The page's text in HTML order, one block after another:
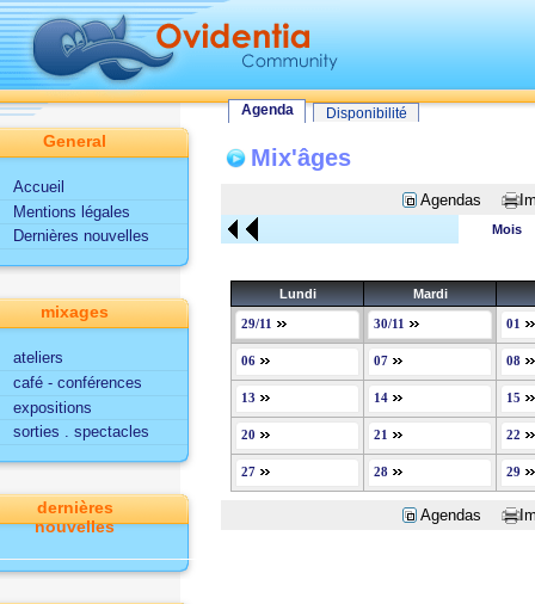
Tout le site
Utilisateur
Fonctionnalités d'Ovidentia
Agenda
Agenda Disponibilité
Mix'âges
Agendas
Mois
Lundi Mardi
29/11 30/11 01
06 07 08
13 14 15
20 21 22
27 28 29
Agendas
General
Accueil
Mentions légales
Dernières nouvelles
mixages
ateliers
café - conférences
expositions
sorties . spectacles
dernières
nouvelles